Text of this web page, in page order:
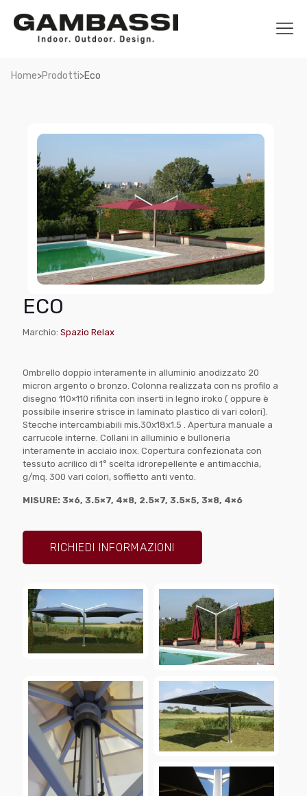
Home>Prodotti>Eco
ECO
Marchio: Spazio Relax
Ombrello doppio interamente in alluminio anodizzato 20
micron argento o bronzo. Colonna realizzata con ns profilo a
disegno 110×110 rifinita con inserti in legno iroko ( oppure è
possibile inserire strisce in laminato plastico di vari colori).
Stecche intercambiabili mis.30x18x1.5 . Apertura manuale a
carrucole interne. Collani in alluminio e bulloneria
interamente in acciaio inox. Copertura confezionata con
tessuto acrilico di 1° scelta idrorepellente e antimacchia,
g/mq. 300 vari colori, soffietto anti vento.
MISURE: 3×6, 3.5×7, 4×8, 2.5×7, 3.5×5, 3×8, 4×6
RICHIEDI INFORMAZIONI